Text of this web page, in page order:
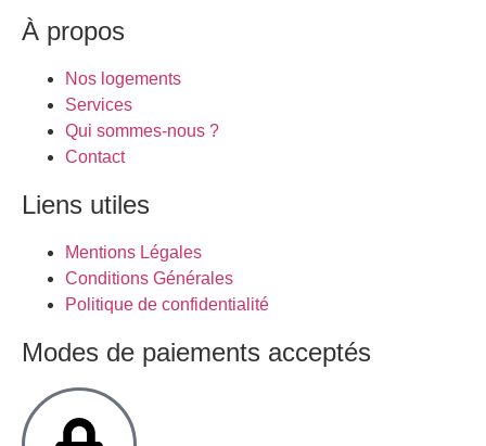
À propos
Nos logements
Services
Qui sommes-nous ?
Contact
Liens utiles
Mentions Légales
Conditions Générales
Politique de confidentialité
Modes de paiements acceptés